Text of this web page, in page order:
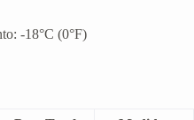
-18°C (0°F)